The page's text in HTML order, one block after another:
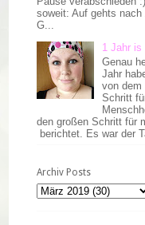
soweit: Auf gehts nach
G...
1 Jahr is
Genau
Jahr
von dem
Schritt
den großen Schritt für
berichtet. Es war der
Archiv Posts